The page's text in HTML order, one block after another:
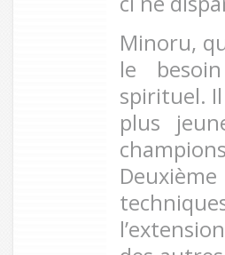
Minoru,
le
spirituel.
plus